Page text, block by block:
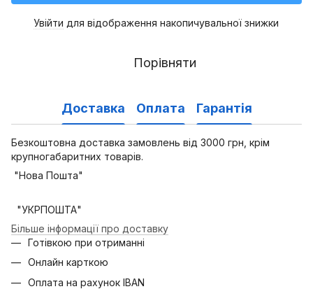
Увійти для відображення накопичувальної знижки
Порівняти
Доставка Оплата Гарантія
Безкоштовна доставка замовлень від 3000 грн, крім
крупногабаритних товарів.
"Нова Пошта"
"УКРПОШТА"
Більше інформації про доставку
Готівкою при отриманні
Онлайн карткою
Оплата на рахунок IBAN